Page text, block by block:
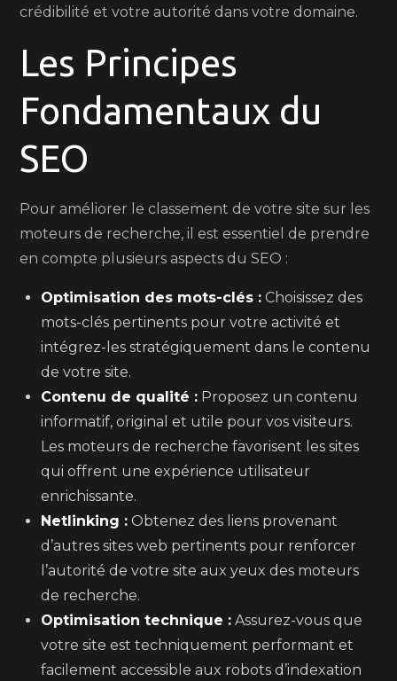
crédibilité et votre autorité dans votre domaine.
Les Principes
Fondamentaux du
SEO
Pour améliorer le classement de votre site sur les
moteurs de recherche, il est essentiel de prendre
en compte plusieurs aspects du SEO :
Optimisation des mots-clés : Choisissez des
mots-clés pertinents pour votre activité et
intégrez-les stratégiquement dans le contenu
de votre site.
Contenu de qualité : Proposez un contenu
informatif, original et utile pour vos visiteurs.
Les moteurs de recherche favorisent les sites
qui offrent une expérience utilisateur
enrichissante.
Netlinking : Obtenez des liens provenant
d’autres sites web pertinents pour renforcer
l’autorité de votre site aux yeux des moteurs
de recherche.
Optimisation technique : Assurez-vous que
votre site est techniquement performant et
facilement accessible aux robots d’indexation